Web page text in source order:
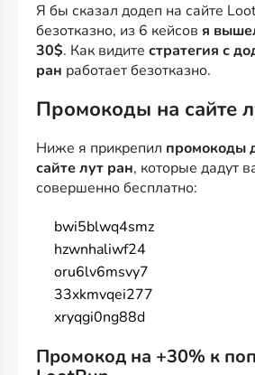
Я бы сказал додеп на сайте
безотказно, из 6 кейсов я
30$. Как видите стратегия с
ран работает безотказно.
Промокоды на сайте
Ниже я прикрепил промокоды
сайте лут ран, которые дадут
совершенно бесплатно:
bwi5blwq4smz
hzwnhaliwf24
oru6lv6msvy7
33xkmvqei277
xryqgi0ng88d
Промокод на +30% к